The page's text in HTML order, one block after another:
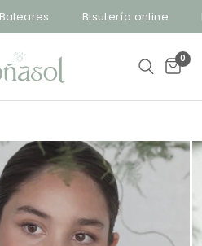
Bisutería online
0